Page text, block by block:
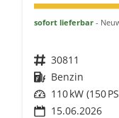
sofort lieferbar
Fahrzeugnr. 30811
Kraftstoff Benzin
Leistung 110 kW (150
15.06.2026